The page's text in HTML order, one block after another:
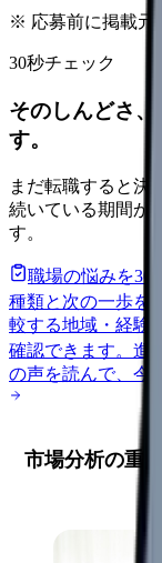
※ 応募前に掲載元
30秒チェック
そのしんどさ
す。
まだ転職すると決
続いている期間か
す。
職場の悩みを30
種類と次の一歩を
較する地域・経験
確認できます。 進
の声を読んで、今
市場分析の重